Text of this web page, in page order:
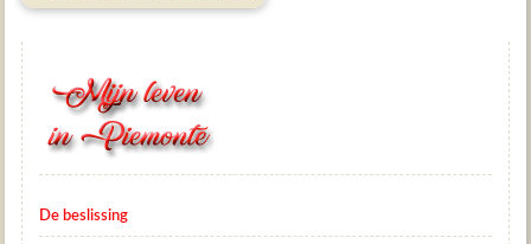
De beslissing